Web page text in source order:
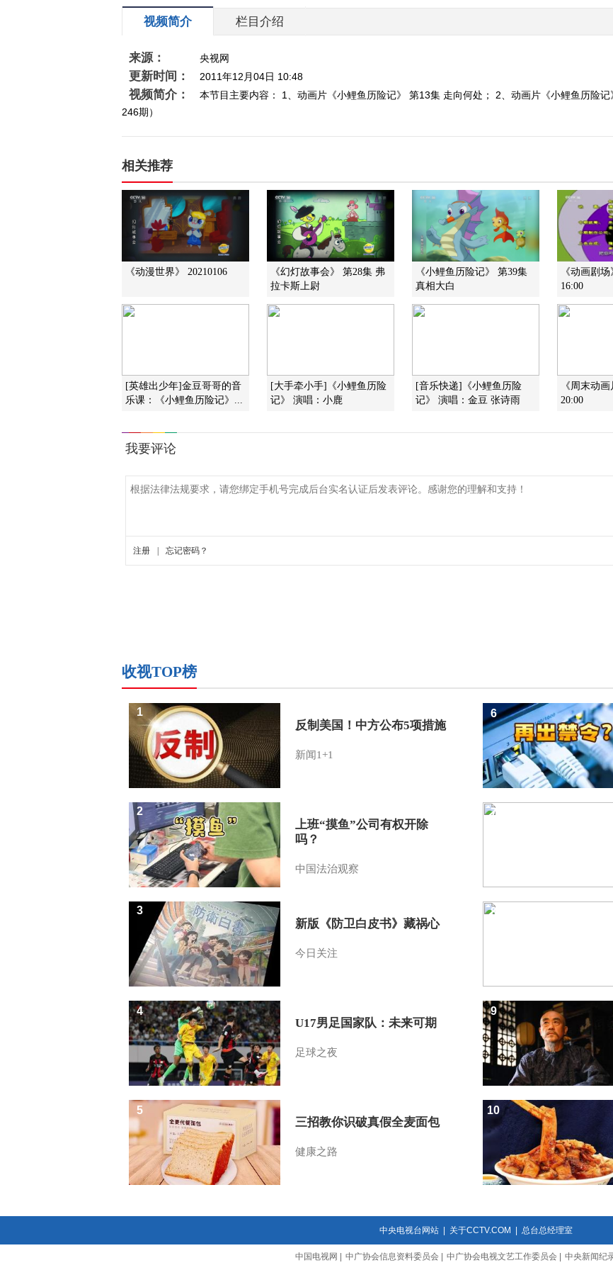
视频简介 栏目介绍
来源： 央视网
更新时间： 2011年12月04日 10:48
视频简介：
本节目主要内容： 1、动画片《小鲤鱼历险记》 第13集 走向何处； 2、动画片《小鲤鱼历险
246期）
相关推荐
《动漫世界》 20210106
《幻灯故事会》 第28集 弗
拉卡斯上尉
《小鲤鱼历险记》 第39集
真相大白
《动画剧
16:00
[英雄出少年]金豆哥哥的音
乐课：《小鲤鱼历险记》...
[大手牵小手]《小鲤鱼历险
记》 演唱：小鹿
[音乐快递]《小鲤鱼历险
记》 演唱：金豆 张诗雨
《周末动
20:00
收视TOP榜
反制美国！中方公布5项措施
新闻1+1
1
上班“摸鱼”公司有权开除
吗？
中国法治观察
2
新版《防卫白皮书》藏祸心
今日关注
3
U17男足国家队：未来可期
足球之夜
4
三招教你识破真假全麦面包
健康之路
5
6
7
8
9
10
中央电视台网站| 关于CCTV.COM 总台总经理室
中国电视网 中广协会信息资料委员会 中广协会电视文艺工作委员会 中央新闻纪